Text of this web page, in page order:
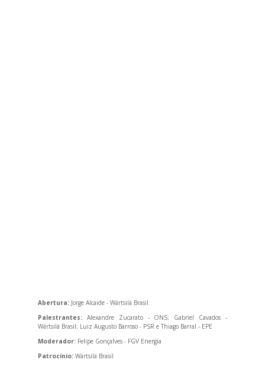
Abertura: Jorge Alcaide - Wärtsilä Brasil
Palestrantes: Alexandre Zucarato - ONS; Gabriel Cavados -
Wärtsilä Brasil; Luiz Augusto Barroso - PSR e Thiago Barral - EPE
Moderador: Felipe Gonçalves - FGV Energia
Patrocínio: Wärtsilä Brasil